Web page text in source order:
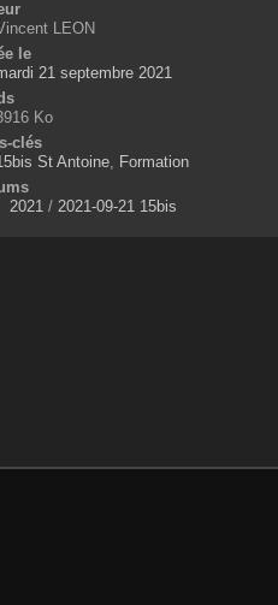
LEON
le
21 septembre 2021
Ko
clés
St Antoine, Formation
2021 /2021-09-21 15bis